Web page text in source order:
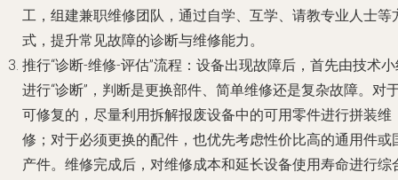
工，组建兼职维修团队，通过自学、互学、请教专业人士等
式，提升常见故障的诊断与维修能力。
推行“诊断-维修-评估”流程：设备出现故障后，首先由技术
进行“诊断”，判断是更换部件、简单维修还是复杂故障。对
可修复的，尽量利用拆解报废设备中的可用零件进行拼装维
修；对于必须更换的配件，也优先考虑性价比高的通用件或
产件。维修完成后，对维修成本和延长设备使用寿命进行综